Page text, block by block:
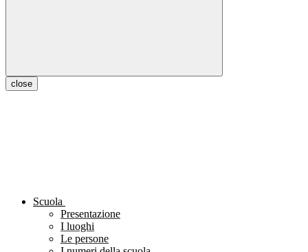
close
Scuola
Presentazione
I luoghi
Le persone